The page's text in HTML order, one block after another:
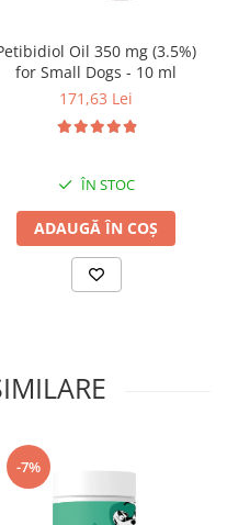
Oil 350 mg (3.5%)
for Small Dogs - 10 ml
171,63 Lei
ÎN STOC
ADAUGĂ ÎN COȘ
-7%